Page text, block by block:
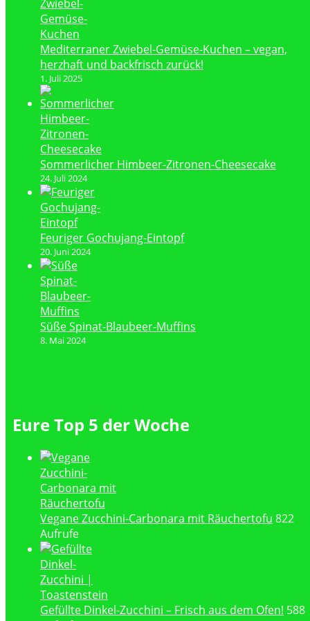
Mediterraner Zwiebel-Gemüse-Kuchen – vegan,
herzhaft und backfrisch zurück!
1. Juli 2025
Sommerlicher Himbeer-Zitronen-Cheesecake
24. Juli 2024
Feuriger Gochujang-Eintopf
20. Juni 2024
Süße Spinat-Blaubeer-Muffins
8. Mai 2024
Eure Top 5 der Woche
Vegane Zucchini-Carbonara mit Räuchertofu 822
Aufrufe
Gefüllte Dinkel-Zucchini – Frisch aus dem Ofen! 588